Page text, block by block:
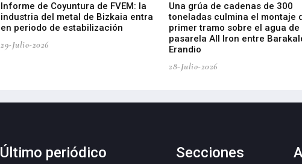
Informe de Coyuntura de FVEM: la
industria del metal de Bizkaia entra
en periodo de estabilización
29-Julio-2026
Una grúa de cadenas de 300
toneladas culmina el montaje
primer tramo sobre el agua de
pasarela All Iron entre
Erandio
28-Julio-2026
Último periódico Secciones